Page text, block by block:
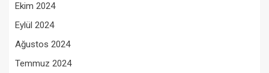
Ekim 2024
Eylül 2024
Ağustos 2024
Temmuz 2024